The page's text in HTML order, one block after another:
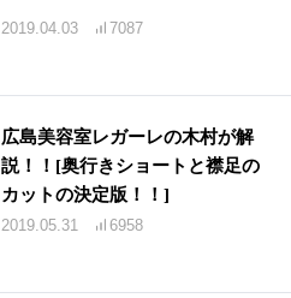
2019.04.03 7087
広島美容室レガーレの木村が解
説！！[奥行きショートと襟足の
カットの決定版！！]
2019.05.31 6958